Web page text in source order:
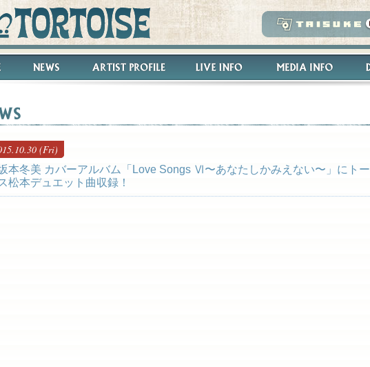
(Fri)
本冬美 カバーアルバム「Love Songs Ⅵ〜あなたしかみえない〜」にトー
松本デュエット曲収録！